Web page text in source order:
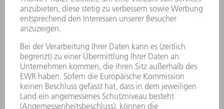
HÄNDLERSUCHE ELEKTROWERKZEUGE
PRODUKTE
MASCHINEN & SYSTEME
LEISTUNGSELEKTRONIK
ELEKTROWERKZEUGE
SMART FACTORY
SOFTWARE
SERVICES
ANWENDUNGEN
BRANCHEN